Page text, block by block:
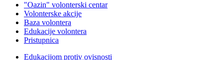
"Oazin" volonterski centar
Volonterske akcije
Baza volontera
Edukacije volontera
Pristupnica
Edukacijom protiv ovisnosti